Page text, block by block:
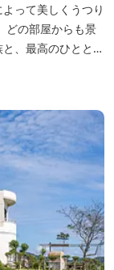
って美しくうつり
どの部屋からも景
、最高のひととき